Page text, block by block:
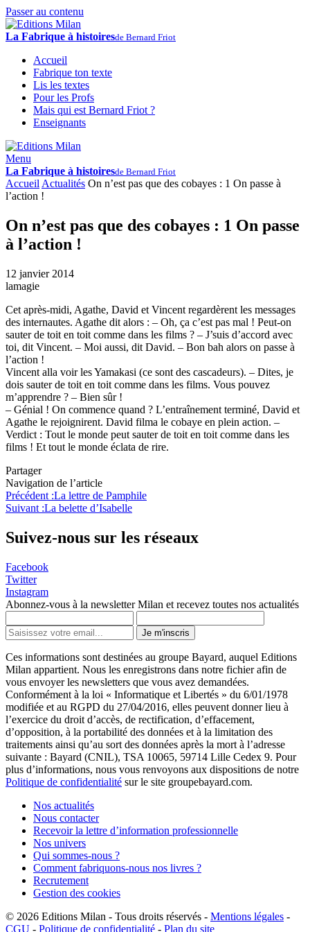
Passer au contenu
La Fabrique à histoiresde Bernard Friot
Accueil
Fabrique ton texte
Lis les textes
Pour les Profs
Mais qui est Bernard Friot ?
Enseignants
Menu
La Fabrique à histoiresde Bernard Friot
Accueil Actualités On n’est pas que des cobayes : 1 On passe à
l’action !
On n’est pas que des cobayes : 1 On passe
à l’action !
12 janvier 2014
lamagie
Cet après-midi, Agathe, David et Vincent regardèrent les messages
des internautes. Agathe dit alors : – Oh, ça c’est pas mal ! Peut-on
sauter de toit en toit comme dans les films ? – J’suis d’accord avec
toi, dit Vincent. – Moi aussi, dit David. – Bon bah alors on passe à
l’action !
Vincent alla voir les Yamakasi (ce sont des cascadeurs). – Dites, je
dois sauter de toit en toit comme dans les films. Vous pouvez
m’apprendre ? – Bien sûr !
– Génial ! On commence quand ? L’entraînement terminé, David et
Agathe le rejoignirent. David filma le cobaye en plein action. –
Verdict : Tout le monde peut sauter de toit en toit comme dans les
films ! Et tout le monde éclata de rire.
Partager
Navigation de l’article
Précédent :La lettre de Pamphile
Suivant :La belette d’Isabelle
Suivez-nous sur les réseaux
Facebook
Twitter
Instagram
Abonnez-vous à la newsletter Milan et recevez toutes nos actualités
Je m'inscris
Ces informations sont destinées au groupe Bayard, auquel Editions
Milan appartient. Nous les enregistrons dans notre fichier afin de
vous envoyer les newsletters que vous avez demandées.
Conformément à la loi « Informatique et Libertés » du 6/01/1978
modifiée et au RGPD du 27/04/2016, elles peuvent donner lieu à
l’exercice du droit d’accès, de rectification, d’effacement,
d’opposition, à la portabilité des données et à la limitation des
traitements ainsi qu’au sort des données après la mort à l’adresse
suivante : Bayard (CNIL), TSA 10065, 59714 Lille Cedex 9. Pour
plus d’informations, nous vous renvoyons aux dispositions de notre
Politique de confidentialité sur le site groupebayard.com.
Nos actualités
Nous contacter
Recevoir la lettre d’information professionnelle
Nos univers
Qui sommes-nous ?
Comment fabriquons-nous nos livres ?
Recrutement
Gestion des cookies
© 2026 Editions Milan - Tous droits réservés - Mentions légales -
CGU - Politique de confidentialité - Plan du site